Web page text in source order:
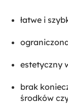
łatwe i
estetyczny
brak
środków